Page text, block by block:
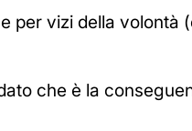
per vizi della volontà
che è la